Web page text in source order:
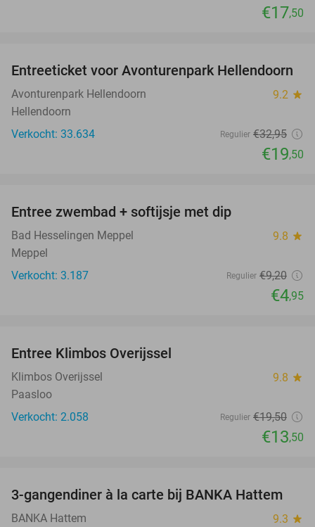
€17,50
41%
Entreeticket voor Avonturenpark Hellendoorn
Avonturenpark Hellendoorn 9.2 star
Hellendoorn
Verkocht: 33.634
Regulier €32,95
€19,50
Entree zwembad + softijsje met dip
Bad Hesselingen Meppel 9.8 star
Meppel
Verkocht: 3.187
Regulier €9,20
€4,95
Entree Klimbos Overijssel
Klimbos Overijssel 9.8 star
Paasloo
Verkocht: 2.058
Regulier €19,50
€13,50
52%
3-gangendiner à la carte bij BANKA Hattem
BANKA Hattem 9.3 star